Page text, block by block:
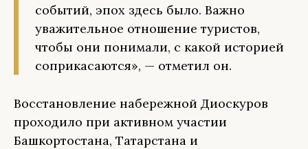
событий, эпох здесь было. Важно
уважительное отношение туристов,
чтобы они понимали, с какой историей
соприкасаются», — отметил он.
Восстановление набережной Диоскуров
проходило при активном участии
Башкортостана, Татарстана и